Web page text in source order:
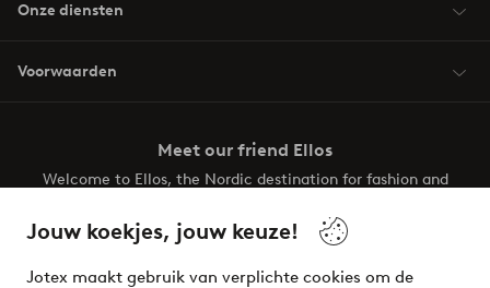
Jouw koekjes, jouw keuze!
Jotex maakt gebruik van verplichte cookies om de
Onze diensten
Voorwaarden
Meet our friend Ellos
Welcome to Ellos, the Nordic destination for fashion and
your wardrobe. Your next inspiring look is here!